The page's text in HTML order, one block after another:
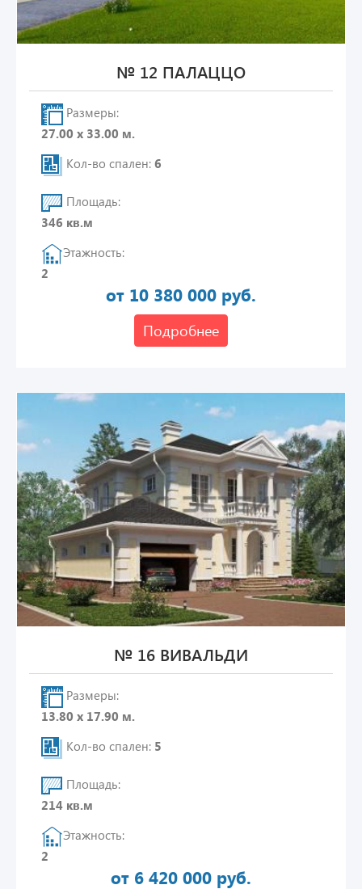
№ 12 ПАЛАЦЦО
Размеры:
27.00 х 33.00 м.
Кол-во спален: 6
Площадь:
346 кв.м
Этажность:
2
от 10 380 000 руб.
Подробнее
№ 16 ВИВАЛЬДИ
Размеры:
13.80 х 17.90 м.
Кол-во спален: 5
Площадь:
214 кв.м
Этажность:
2
от 6 420 000 руб.